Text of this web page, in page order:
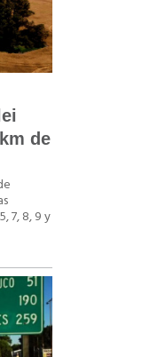
de
7, 8, 9 y